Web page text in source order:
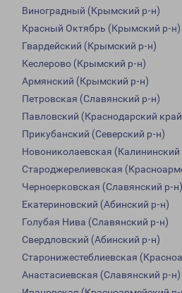
Виноградный (Крымский р-н)
Красный Октябрь (Крымский р-н)
Гвардейский (Крымский р-н)
Кеслерово (Крымский р-н)
Армянский (Крымский р-н)
Петровская (Славянский р-н)
Павловский (Краснодарский
Прикубанский (Северский р-н)
Новониколаевская (Калининский
Староджерелиевская
Черноерковская (Славянский р-н)
Екатериновский (Абинский р-н)
Голубая Нива (Славянский р-н)
Свердловский (Абинский р-н)
Старонижестеблиевская
Анастасиевская (Славянский р-н)